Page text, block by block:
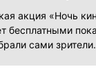
акция «Ночь
бесплатными
сами